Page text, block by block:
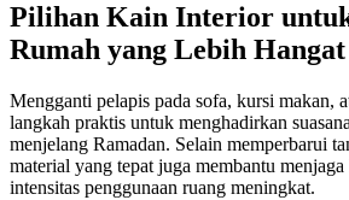
Pilihan Kain Interior
Rumah yang Lebih Hangat
Mengganti pelapis pada sofa, kursi makan,
langkah praktis untuk menghadirkan
menjelang Ramadan. Selain memperbarui
material yang tepat juga membantu menjaga
intensitas penggunaan ruang meningkat.